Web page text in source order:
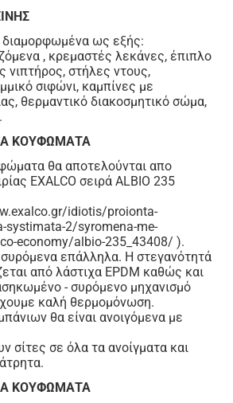
διαμορφωμένα ως εξής:
, κρεμαστές λεκάνες, έπιπλο
νιπτήρος, στήλες ντους,
σιφώνι, καμπίνες με
θερμαντικό διακοσμητικό σώμα,
ΚΟΥΦΩΜΑΤΑ
θα αποτελούνται απο
EXALCO σειρά ALBIO 235
idiotis/proionta-
systimata-2/syromena-me-
economy/albio-235_43408/ ).
συρόμενα επάλληλα. Η στεγανότητά
από λάστιχα EPDM καθώς και
- συρόμενο μηχανισμό
καλή θερμομόνωση.
θα είναι ανοιγόμενα με
σίτες σε όλα τα ανοίγματα και
ΚΟΥΦΩΜΑΤΑ